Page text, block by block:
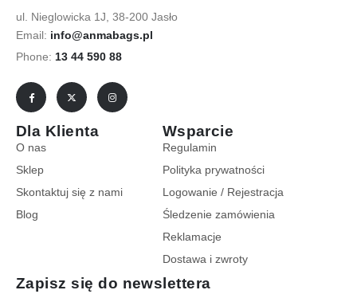
ul. Nieglowicka 1J, 38-200 Jasło
Email: info@anmabags.pl
Phone: 13 44 590 88
Dla Klienta
O nas
Sklep
Skontaktuj się z nami
Blog
Wsparcie
Regulamin
Polityka prywatności
Logowanie / Rejestracja
Śledzenie zamówienia
Reklamacje
Dostawa i zwroty
Zapisz się do newslettera